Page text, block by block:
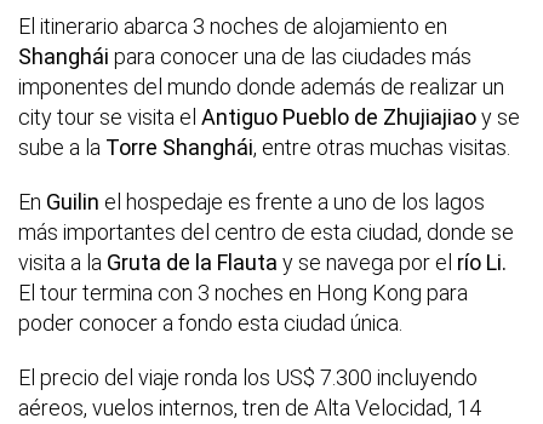
El itinerario abarca 3 noches de alojamiento en
Shanghái para conocer una de las ciudades más
imponentes del mundo donde además de realizar un
city tour se visita el Antiguo Pueblo de Zhujiajiaoy se
sube a la Torre Shanghái, entre otras muchas visitas.
En Guilin el hospedaje es frente a uno de los lagos
más importantes del centro de esta ciudad, donde se
visita a la Gruta de la Flauta y se navega por el río Li.
El tour termina con 3 noches en Hong Kong para
poder conocer a fondo esta ciudad única.
El precio del viaje ronda los US$ 7.300 incluyendo
aéreos, vuelos internos, tren de Alta Velocidad, 14